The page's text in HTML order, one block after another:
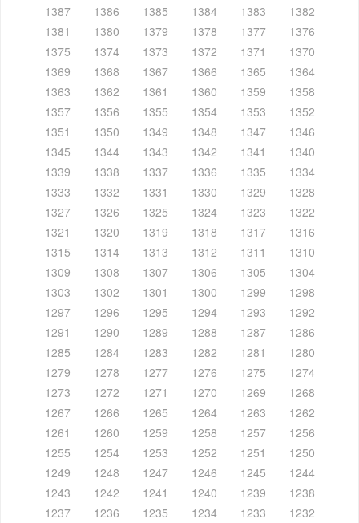
1387
1386 1385 1384 1383
1382
1381
1380 1379 1378 1377
1376
1375
1374 1373 1372 1371
1370
1369
1368 1367 1366 1365
1364
1363
1362 1361 1360 1359
1358
1357
1356 1355 1354 1353
1352
1351
1350 1349 1348 1347
1346
1345
1344 1343 1342 1341
1340
1339
1338 1337 1336 1335
1334
1333
1332 1331 1330 1329
1328
1327
1326 1325 1324 1323
1322
1321
1320 1319 1318 1317
1316
1315
1314 1313 1312 1311
1310
1309
1308 1307 1306 1305
1304
1303
1302 1301 1300 1299
1298
1297
1296 1295 1294 1293
1292
1291
1290 1289 1288 1287
1286
1285
1284 1283 1282 1281
1280
1279
1278 1277 1276 1275
1274
1273
1272 1271 1270 1269
1268
1267
1266 1265 1264 1263
1262
1261
1260 1259 1258 1257
1256
1255
1254 1253 1252 1251
1250
1249
1248 1247 1246 1245
1244
1243
1242 1241 1240 1239
1238
1237
1236 1235 1234 1233
1232